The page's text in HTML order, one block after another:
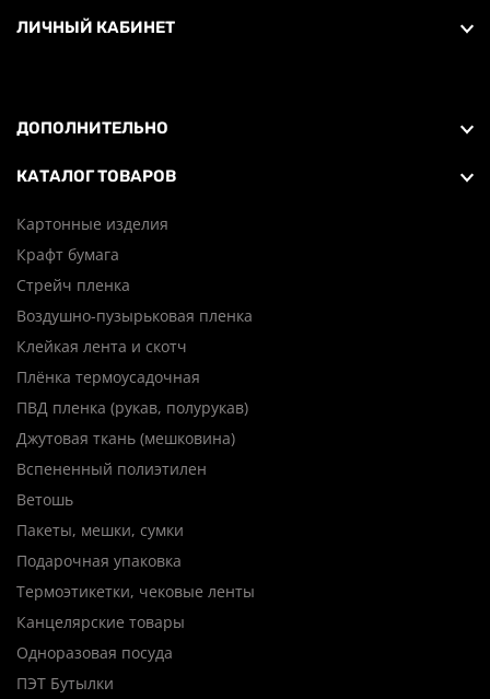
ЛИЧНЫЙ КАБИНЕТ
ДОПОЛНИТЕЛЬНО
КАТАЛОГ ТОВАРОВ
Картонные изделия
Крафт бумага
Стрейч пленка
Воздушно-пузырьковая пленка
Клейкая лента и скотч
Плёнка термоусадочная
ПВД пленка (рукав, полурукав)
Джутовая ткань (мешковина)
Вспененный полиэтилен
Ветошь
Пакеты, мешки, сумки
Подарочная упаковка
Термоэтикетки, чековые ленты
Канцелярские товары
Одноразовая посуда
ПЭТ Бутылки